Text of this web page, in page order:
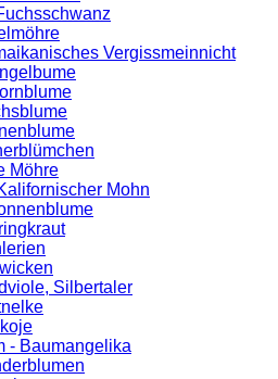
Vergissmeinnicht
Möhre
Mohn
Silbertaler
- Baumangelika